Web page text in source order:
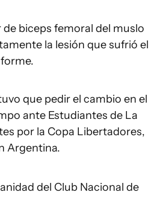
biceps femoral del muslo
la lesión que sufrió el
que pedir el cambio en el
ante Estudiantes de La
por la Copa Libertadores,
Argentina.
del Club Nacional de